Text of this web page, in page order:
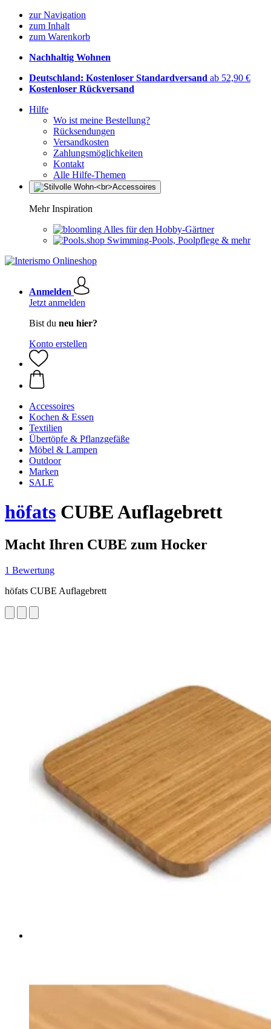
zur Navigation
zum Inhalt
zum Warenkorb
Nachhaltig Wohnen
Deutschland: Kostenloser Standardversand ab 52,90 €
Kostenloser Rückversand
Hilfe
Wo ist meine Bestellung?
Rücksendungen
Versandkosten
Zahlungsmöglichkeiten
Kontakt
Alle Hilfe-Themen
Mehr Inspiration
Alles für den Hobby-Gärtner
Swimming-Pools, Poolpflege & mehr
Anmelden
Jetzt anmelden
Bist du neu hier?
Konto erstellen
Accessoires
Kochen & Essen
Textilien
Übertöpfe & Pflanzgefäße
Möbel & Lampen
Outdoor
Marken
SALE
höfats CUBE Auflagebrett
Macht Ihren CUBE zum Hocker
1 Bewertung
höfats CUBE Auflagebrett